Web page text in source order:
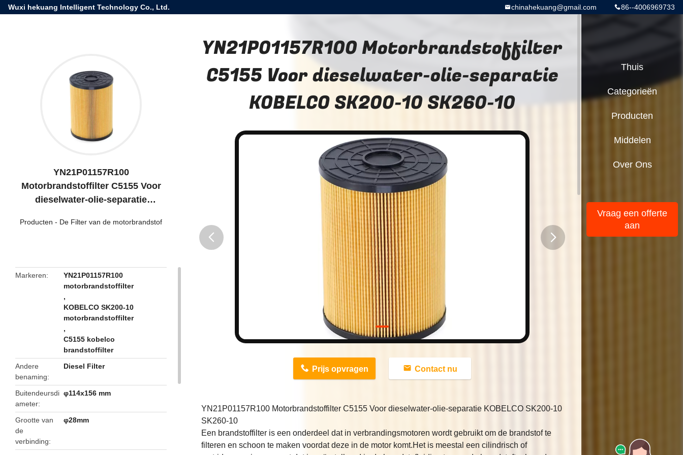
Wuxi hekuang Intelligent Technology Co., Ltd. 86--4006969733
chinahekuang@gmail.com
YN21P01157R100
Motorbrandstoffilter C5155 Voor
dieselwater-olie-separatie
Producten - De Filter van de motorbrandstof
Markeren
YN21P01157R100
motorbrandstoffilter
,
KOBELCO SK200-10
motorbrandstoffilter
,
C5155 kobelco
brandstoffilter
Andere
benaming
Diesel Filter
Buitendeursdi
ameter
φ114x156 mm
Grootte van
de
verbinding
φ28mm
YN21P01157R100 Motorbrandstoffilter
C5155 Voor dieselwater-olie-separatie
KOBELCO SK200-10 SK260-10
Prijs opvragen Contact nu
YN21P01157R100 Motorbrandstoffilter C5155 Voor dieselwater-olie-separatie KOBELCO SK200-10
SK260-10
Een brandstoffilter is een onderdeel dat in verbrandingsmotoren wordt gebruikt om de brandstof te
filteren en schoon te maken voordat deze in de motor komt.Het is meestal een cilindrisch of
Thuis
Categorieën
Producten
Middelen
Over Ons
Vraag een offerte
aan